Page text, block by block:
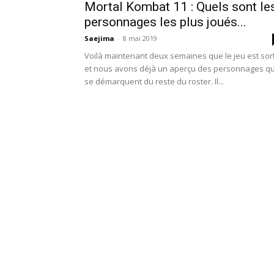
Mortal Kombat 11 : Quels sont
personnages les plus joués...
Saejima - 8 mai 2019
Voilà maintenant deux semaines que le jeu est
et nous avons déjà un aperçu des personnages
se démarquent du reste du roster. Il...